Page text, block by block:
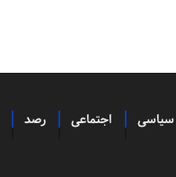
سیاسی اجتماعی رصد